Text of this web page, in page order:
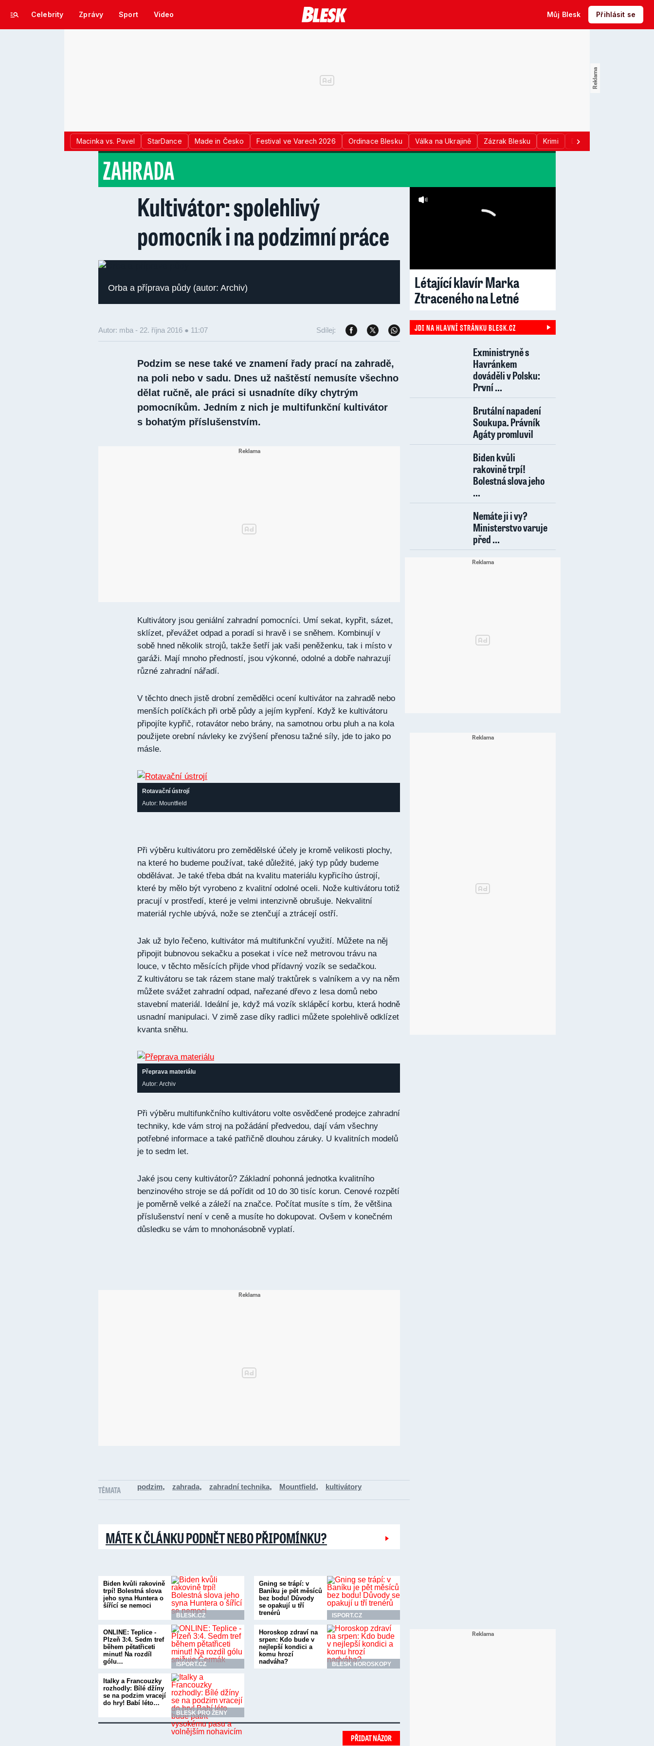
Celebrity Zprávy Sport Video Můj Blesk Přihlásit se
Macinka vs. Pavel StarDance Made in Česko Festival ve Varech 2026 Ordinace Blesku Válka na Ukrajině Zázrak Blesku Krimi Donald Trump
ZAHRADA
Kultivátor: spolehlivý
pomocník i na podzimní práce
Orba a příprava půdy (autor: Archiv)
Autor: mba - 22. října 2016 ● 11:07 Sdílej:
Podzim se nese také ve znamení řady prací na zahradě,
na poli nebo v sadu. Dnes už naštěstí nemusíte všechno
dělat ručně, ale práci si usnadníte díky chytrým
pomocníkům. Jedním z nich je multifunkční kultivátor
s bohatým příslušenstvím.
Kultivátory jsou geniální zahradní pomocníci. Umí sekat, kypřit, sázet,
sklízet, převážet odpad a poradí si hravě i se sněhem. Kombinují v
sobě hned několik strojů, takže šetří jak vaši peněženku, tak i místo v
garáži. Mají mnoho předností, jsou výkonné, odolné a dobře nahrazují
různé zahradní nářadí.
V těchto dnech jistě drobní zemědělci ocení kultivátor na zahradě nebo
menších políčkách při orbě půdy a jejím kypření. Když ke kultivátoru
připojíte kypřič, rotavátor nebo brány, na samotnou orbu pluh a na kola
použijete orební návleky ke zvýšení přenosu tažné síly, jde to jako po
másle.
Rotavační ústrojí
Autor: Mountfield
Při výběru kultivátoru pro zemědělské účely je kromě velikosti plochy,
na které ho budeme používat, také důležité, jaký typ půdy budeme
obdělávat. Je také třeba dbát na kvalitu materiálu kypřicího ústrojí,
které by mělo být vyrobeno z kvalitní odolné oceli. Nože kultivátoru totiž
pracují v prostředí, které je velmi intenzivně obrušuje. Nekvalitní
materiál rychle ubývá, nože se ztenčují a ztrácejí ostří.
Jak už bylo řečeno, kultivátor má multifunkční využití. Můžete na něj
připojit bubnovou sekačku a posekat i více než metrovou trávu na
louce, v těchto měsících přijde vhod přídavný vozík se sedačkou.
Z kultivátoru se tak rázem stane malý traktůrek s valníkem a vy na něm
můžete svážet zahradní odpad, nařezané dřevo z lesa domů nebo
stavební materiál. Ideální je, když má vozík sklápěcí korbu, která hodně
usnadní manipulaci. V zimě zase díky radlici můžete spolehlivě odklízet
kvanta sněhu.
Přeprava materiálu
Autor: Archiv
Při výběru multifunkčního kultivátoru volte osvědčené prodejce zahradní
techniky, kde vám stroj na požádání předvedou, dají vám všechny
potřebné informace a také patřičně dlouhou záruky. U kvalitních modelů
je to sedm let.
Jaké jsou ceny kultivátorů? Základní pohonná jednotka kvalitního
benzinového stroje se dá pořídit od 10 do 30 tisíc korun. Cenové rozpětí
je poměrně velké a záleží na značce. Počítat musíte s tím, že většina
příslušenství není v ceně a musíte ho dokupovat. Ovšem v konečném
důsledku se vám to mnohonásobně vyplatí.
TÉMATA podzim, zahrada, zahradní technika, Mountfield, kultivátory
MÁTE K ČLÁNKU PODNĚT NEBO PŘIPOMÍNKU?
Biden kvůli rakovině
trpí! Bolestná slova
jeho syna Huntera o
šířící se nemoci
BLESK.CZ
Gning se trápí: v
Baníku je pět měsíců
bez bodu! Důvody
se opakují u tří
trenérů
ISPORT.CZ
ONLINE: Teplice -
Plzeň 3:4. Sedm tref
během pětatřiceti
minut! Na rozdíl
gólu…
ISPORT.CZ
Horoskop zdraví na
srpen: Kdo bude v
nejlepší kondici a
komu hrozí
nadváha?
BLESK HOROSKOPY
Italky a Francouzky
rozhodly: Bílé džíny
se na podzim vracejí
do hry! Babí léto…
BLESK PRO ŽENY
PŘIDAT NÁZOR
Létající klavír Marka
Ztraceného na Letné
JDI NA HLAVNÍ STRÁNKU BLESK.CZ
Exministryně s
Havránkem
dováděli v Polsku:
První ...
Brutální napadení
Soukupa. Právník
Agáty promluvil
Biden kvůli
rakovině trpí!
Bolestná slova jeho
...
Nemáte ji i vy?
Ministerstvo varuje
před ...